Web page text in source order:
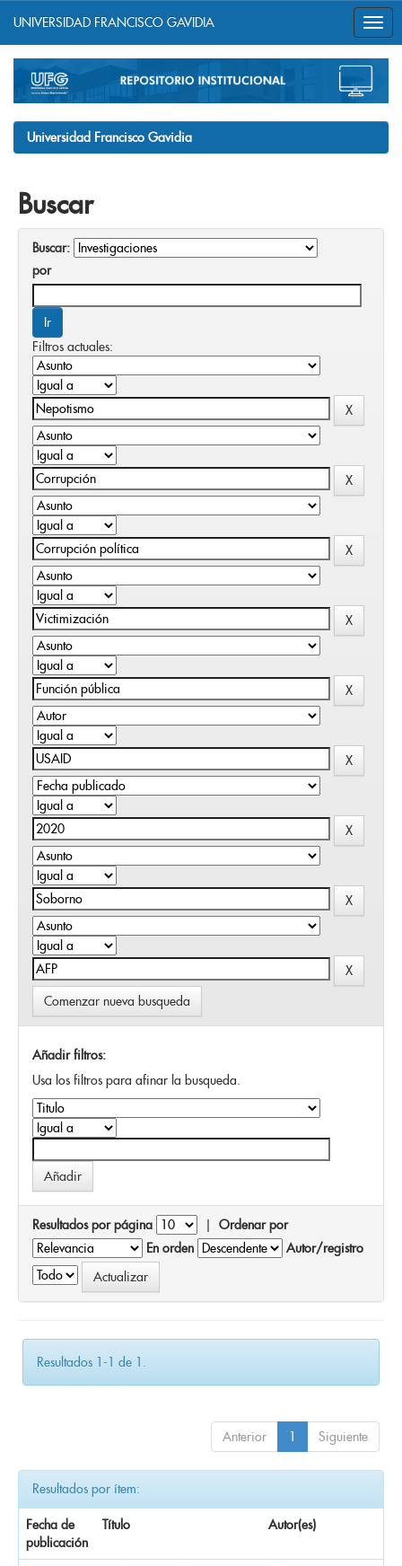
navigation
UNIVERSIDAD FRANCISCO GAVIDIA
Universidad Francisco Gavidia
Buscar
Buscar:
por
Filtros actuales:
Comenzar nueva busqueda
Añadir filtros:
Usa los filtros para afinar la busqueda.
Resultados por página | Ordenar por
En orden
Autor/registro
Resultados 1-1 de 1.
Anterior 1 Siguiente
Resultados por ítem:
Fecha de
publicación
Título Autor(es)